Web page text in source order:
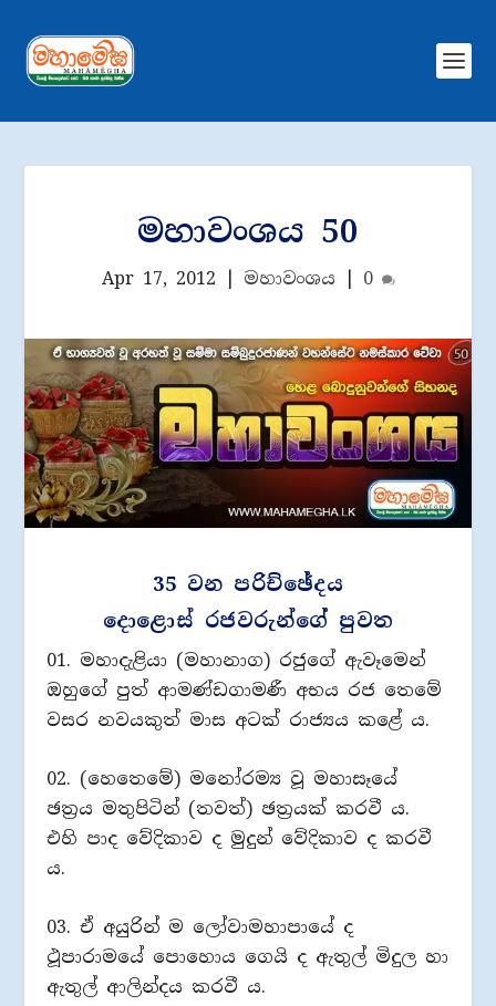
මහාවංශය 50
Apr 17, 2012 මහාවංශය 0
35 වන පරිච්ඡේදය
දොළොස් රජවරුන්ගේ පුවත
01. මහාදැළියා (මහානාග) රජුගේ ඇවෑමෙන්
ඔහුගේ පුත් ආමණ්ඩගාමණී අභය රජ තෙමේ
වසර නවයකුත් මාස අටක් රාජ්‍යය කළේ ය.
02. (හෙතෙමේ) මනෝරම්‍ය වූ මහාසෑයේ
ඡත්‍රය මතුපිටින් (තවත්) ඡත්‍රයක් කරවී ය.
එහි පාද වේදිකාව ද මුදුන් වේදිකාව ද කරවී
ය.
03. ඒ අයුරින් ම ලෝවාමහාපායේ ද
ථූපාරාමයේ පොහොය ගෙයි ද ඇතුල් මිදුල හා
ඇතුල් ආලින්දය කරවී ය.